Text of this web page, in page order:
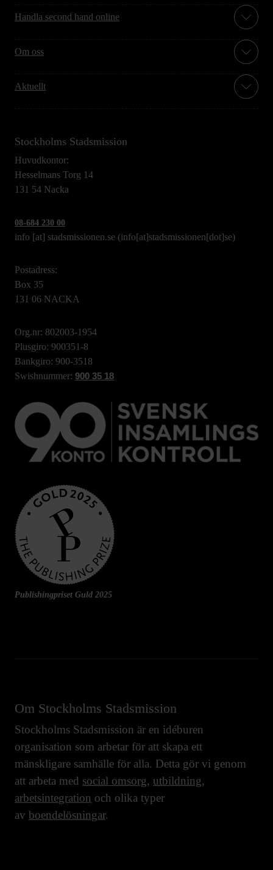
Handla second hand online
Om oss
Aktuellt
Stockholms Stadsmission
Huvudkontor:
Hesselmans Torg 14
131 54 Nacka
08-684 230 00
info [at] stadsmissionen.se (info[at]stadsmissionen[dot]se)
Postadress:
Box 35
131 06 NACKA
Org.nr: 802003-1954
Plusgiro: 900351-8
Bankgiro: 900-3518
Swishnummer: 900 35 18
Publishingpriset Guld 2025
Om Stockholms Stadsmission
Stockholms Stadsmission är en idéburen
organisation som arbetar för att skapa ett
mänskligare samhälle för alla. Detta gör vi genom
att arbeta med social omsorg, utbildning,
arbetsintegration och olika typer
av boendelösningar.